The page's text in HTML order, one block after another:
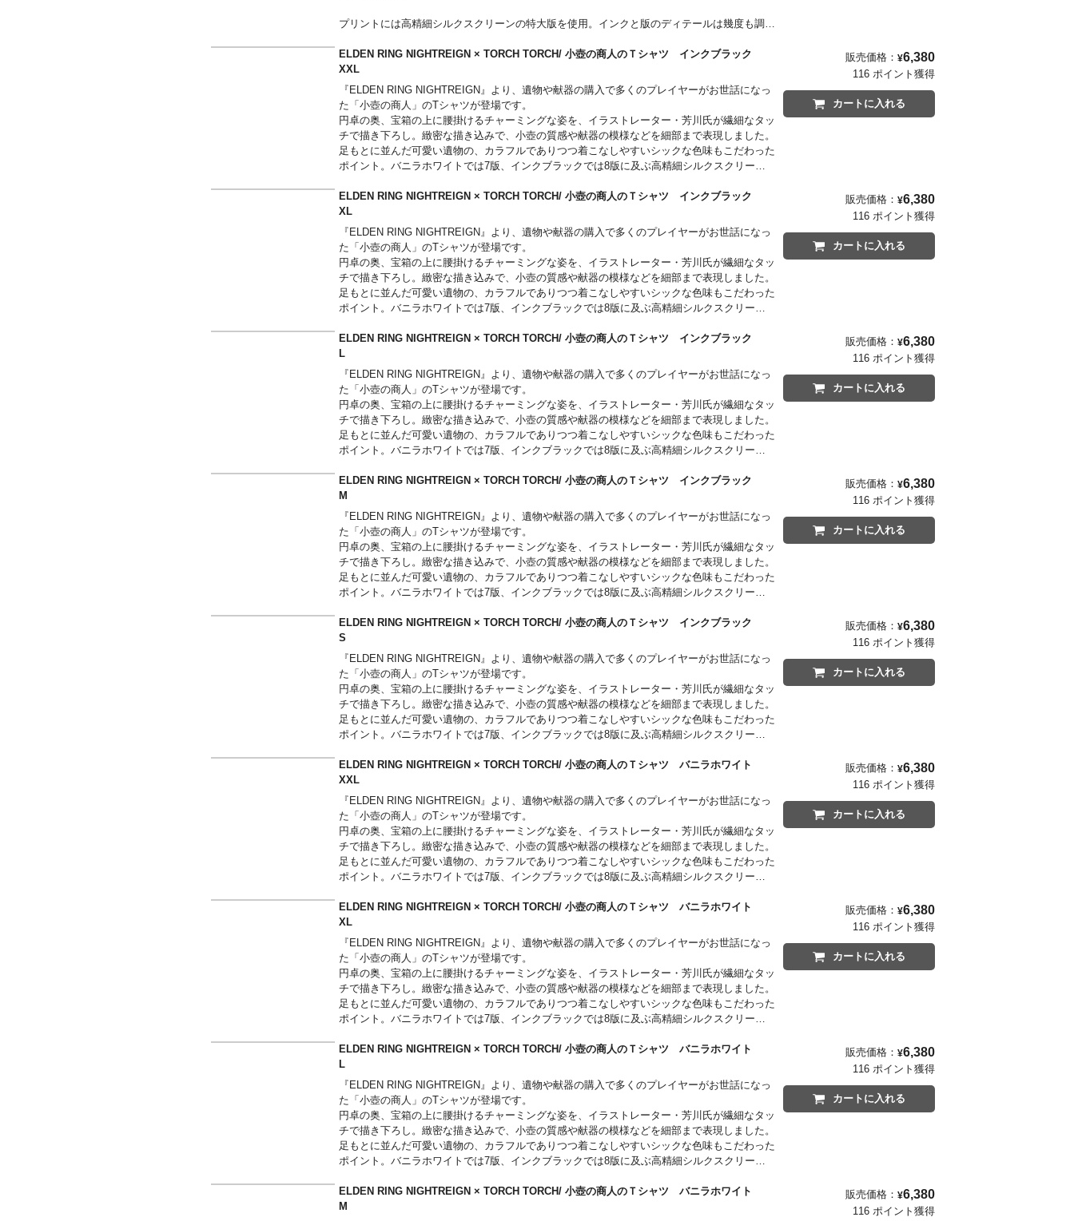
プリントには高精細シルクスクリーンの特大版を使用。インクと版のディテールは幾度も調整
呼びかけをテキストでもあしらい、さりげないアクセントを加えています。もう一方の裾に
は、リッチさ漂うソフトサテンを使用した厚手の特製リボンネームを取り付けました。
ELDEN RING NIGHTREIGN × TORCH TORCH/ 小壺の商人のＴシャツ インクブラック
XXL
『ELDEN RING NIGHTREIGN』より、遺物や献器の購入で多くのプレイヤーがお世話になっ
た「小壺の商人」のTシャツが登場です。
円卓の奥、宝箱の上に腰掛けるチャーミングな姿を、イラストレーター・芳川氏が繊細なタッ
チで描き下ろし。緻密な描き込みで、小壺の質感や献器の模様などを細部まで表現しました。
足もとに並んだ可愛い遺物の、カラフルでありつつ着こなしやすいシックな色味もこだわった
ポイント。バニラホワイトでは7版、インクブラックでは8版に及ぶ高精細シルクスクリーン
華転写で美しく表現したネームタグを配置しました。
このアイテムだけについている内側のケアラベルには、小壺の商人がミニ黒板に描くイラスト
が。ポーズはランダムになっており、めくってみてのお楽しみです。
販売価格： ¥6,380
116 ポイント獲得
カートに入れる
ELDEN RING NIGHTREIGN × TORCH TORCH/ 小壺の商人のＴシャツ インクブラック
XL
『ELDEN RING NIGHTREIGN』より、遺物や献器の購入で多くのプレイヤーがお世話になっ
た「小壺の商人」のTシャツが登場です。
円卓の奥、宝箱の上に腰掛けるチャーミングな姿を、イラストレーター・芳川氏が繊細なタッ
チで描き下ろし。緻密な描き込みで、小壺の質感や献器の模様などを細部まで表現しました。
足もとに並んだ可愛い遺物の、カラフルでありつつ着こなしやすいシックな色味もこだわった
ポイント。バニラホワイトでは7版、インクブラックでは8版に及ぶ高精細シルクスクリーン
華転写で美しく表現したネームタグを配置しました。
このアイテムだけについている内側のケアラベルには、小壺の商人がミニ黒板に描くイラスト
が。ポーズはランダムになっており、めくってみてのお楽しみです。
販売価格： ¥6,380
116 ポイント獲得
カートに入れる
ELDEN RING NIGHTREIGN × TORCH TORCH/ 小壺の商人のＴシャツ インクブラック
L
『ELDEN RING NIGHTREIGN』より、遺物や献器の購入で多くのプレイヤーがお世話になっ
た「小壺の商人」のTシャツが登場です。
円卓の奥、宝箱の上に腰掛けるチャーミングな姿を、イラストレーター・芳川氏が繊細なタッ
チで描き下ろし。緻密な描き込みで、小壺の質感や献器の模様などを細部まで表現しました。
足もとに並んだ可愛い遺物の、カラフルでありつつ着こなしやすいシックな色味もこだわった
ポイント。バニラホワイトでは7版、インクブラックでは8版に及ぶ高精細シルクスクリーン
華転写で美しく表現したネームタグを配置しました。
このアイテムだけについている内側のケアラベルには、小壺の商人がミニ黒板に描くイラスト
が。ポーズはランダムになっており、めくってみてのお楽しみです。
販売価格： ¥6,380
116 ポイント獲得
カートに入れる
ELDEN RING NIGHTREIGN × TORCH TORCH/ 小壺の商人のＴシャツ インクブラック
M
『ELDEN RING NIGHTREIGN』より、遺物や献器の購入で多くのプレイヤーがお世話になっ
た「小壺の商人」のTシャツが登場です。
円卓の奥、宝箱の上に腰掛けるチャーミングな姿を、イラストレーター・芳川氏が繊細なタッ
チで描き下ろし。緻密な描き込みで、小壺の質感や献器の模様などを細部まで表現しました。
足もとに並んだ可愛い遺物の、カラフルでありつつ着こなしやすいシックな色味もこだわった
ポイント。バニラホワイトでは7版、インクブラックでは8版に及ぶ高精細シルクスクリーン
華転写で美しく表現したネームタグを配置しました。
このアイテムだけについている内側のケアラベルには、小壺の商人がミニ黒板に描くイラスト
が。ポーズはランダムになっており、めくってみてのお楽しみです。
販売価格： ¥6,380
116 ポイント獲得
カートに入れる
ELDEN RING NIGHTREIGN × TORCH TORCH/ 小壺の商人のＴシャツ インクブラック
S
『ELDEN RING NIGHTREIGN』より、遺物や献器の購入で多くのプレイヤーがお世話になっ
た「小壺の商人」のTシャツが登場です。
円卓の奥、宝箱の上に腰掛けるチャーミングな姿を、イラストレーター・芳川氏が繊細なタッ
チで描き下ろし。緻密な描き込みで、小壺の質感や献器の模様などを細部まで表現しました。
足もとに並んだ可愛い遺物の、カラフルでありつつ着こなしやすいシックな色味もこだわった
ポイント。バニラホワイトでは7版、インクブラックでは8版に及ぶ高精細シルクスクリーン
華転写で美しく表現したネームタグを配置しました。
このアイテムだけについている内側のケアラベルには、小壺の商人がミニ黒板に描くイラスト
が。ポーズはランダムになっており、めくってみてのお楽しみです。
販売価格： ¥6,380
116 ポイント獲得
カートに入れる
ELDEN RING NIGHTREIGN × TORCH TORCH/ 小壺の商人のＴシャツ バニラホワイト
XXL
『ELDEN RING NIGHTREIGN』より、遺物や献器の購入で多くのプレイヤーがお世話になっ
た「小壺の商人」のTシャツが登場です。
円卓の奥、宝箱の上に腰掛けるチャーミングな姿を、イラストレーター・芳川氏が繊細なタッ
チで描き下ろし。緻密な描き込みで、小壺の質感や献器の模様などを細部まで表現しました。
足もとに並んだ可愛い遺物の、カラフルでありつつ着こなしやすいシックな色味もこだわった
ポイント。バニラホワイトでは7版、インクブラックでは8版に及ぶ高精細シルクスクリーン
華転写で美しく表現したネームタグを配置しました。
このアイテムだけについている内側のケアラベルには、小壺の商人がミニ黒板に描くイラスト
が。ポーズはランダムになっており、めくってみてのお楽しみです。
販売価格： ¥6,380
116 ポイント獲得
カートに入れる
ELDEN RING NIGHTREIGN × TORCH TORCH/ 小壺の商人のＴシャツ バニラホワイト
XL
『ELDEN RING NIGHTREIGN』より、遺物や献器の購入で多くのプレイヤーがお世話になっ
た「小壺の商人」のTシャツが登場です。
円卓の奥、宝箱の上に腰掛けるチャーミングな姿を、イラストレーター・芳川氏が繊細なタッ
チで描き下ろし。緻密な描き込みで、小壺の質感や献器の模様などを細部まで表現しました。
足もとに並んだ可愛い遺物の、カラフルでありつつ着こなしやすいシックな色味もこだわった
ポイント。バニラホワイトでは7版、インクブラックでは8版に及ぶ高精細シルクスクリーン
華転写で美しく表現したネームタグを配置しました。
このアイテムだけについている内側のケアラベルには、小壺の商人がミニ黒板に描くイラスト
が。ポーズはランダムになっており、めくってみてのお楽しみです。
販売価格： ¥6,380
116 ポイント獲得
カートに入れる
ELDEN RING NIGHTREIGN × TORCH TORCH/ 小壺の商人のＴシャツ バニラホワイト
L
『ELDEN RING NIGHTREIGN』より、遺物や献器の購入で多くのプレイヤーがお世話になっ
た「小壺の商人」のTシャツが登場です。
円卓の奥、宝箱の上に腰掛けるチャーミングな姿を、イラストレーター・芳川氏が繊細なタッ
チで描き下ろし。緻密な描き込みで、小壺の質感や献器の模様などを細部まで表現しました。
足もとに並んだ可愛い遺物の、カラフルでありつつ着こなしやすいシックな色味もこだわった
ポイント。バニラホワイトでは7版、インクブラックでは8版に及ぶ高精細シルクスクリーン
華転写で美しく表現したネームタグを配置しました。
このアイテムだけについている内側のケアラベルには、小壺の商人がミニ黒板に描くイラスト
販売価格： ¥6,380
116 ポイント獲得
カートに入れる
ELDEN RING NIGHTREIGN × TORCH TORCH/ 小壺の商人のＴシャツ バニラホワイト
M
販売価格： ¥6,380
116 ポイント獲得